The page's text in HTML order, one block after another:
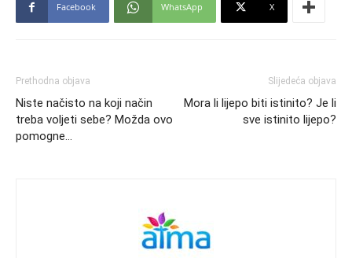
Facebook WhatsApp X
Prethodna objava
Niste načisto na koji način
treba voljeti sebe? Možda ovo
pomogne…
Slijedeća objava
Mora li lijepo biti istinito? Je li
sve istinito lijepo?